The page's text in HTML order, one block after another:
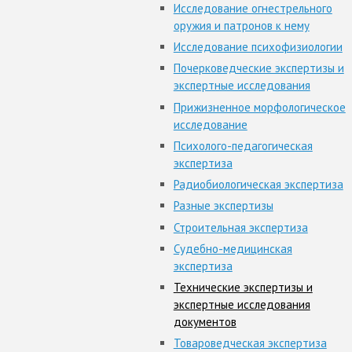
Исследование огнестрельного
оружия и патронов к нему
Исследование психофизиологии
Почерковедческие экспертизы и
экспертные исследования
Прижизненное морфологическое
исследование
Психолого-педагогическая
экспертиза
Радиобиологическая экспертиза
Разные экспертизы
Строительная экспертиза
Судебно-медицинская
экспертиза
Технические экспертизы и
экспертные исследования
документов
Товароведческая экспертиза